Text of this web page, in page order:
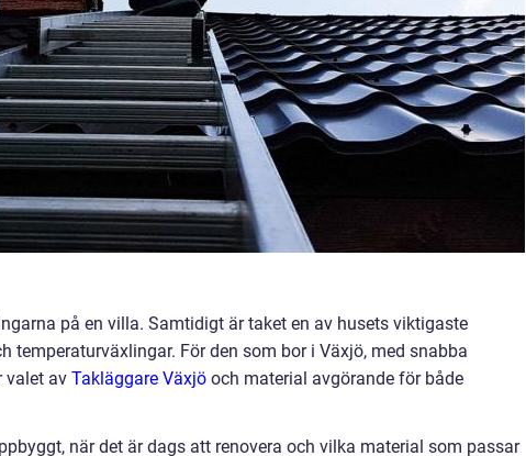
på en villa. Samtidigt är taket en av husets viktigaste
temperaturväxlingar. För den som bor i Växjö, med snabba
valet av Takläggare Växjö och material avgörande för både
när det är dags att renovera och vilka material som passar